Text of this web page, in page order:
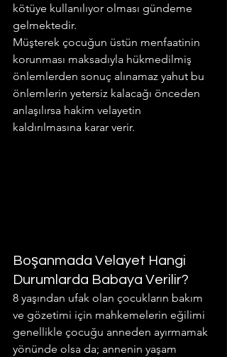
kötüye kullanılıyor olması gündeme
gelmektedir.
Müşterek çocuğun üstün menfaatinin
korunması maksadıyla hükmedilmiş
önlemlerden sonuç alınamaz yahut bu
önlemlerin yetersiz kalacağı önceden
anlaşılırsa hakim velayetin
kaldırılmasına karar verir.
Boşanmada Velayet Hangi
Durumlarda Babaya Verilir?
8 yaşından ufak olan çocukların bakım
ve gözetimi için mahkemelerin eğilimi
genellikle çocuğu anneden ayırmamak
yönünde olsa da; annenin yaşam